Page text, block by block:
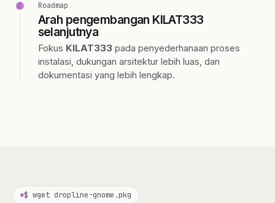
Roadmap
Arah pengembangan KILAT333
selanjutnya
Fokus KILAT333pada penyederhanaan proses
instalasi, dukungan arsitektur lebih luas, dan
dokumentasi yang lebih lengkap.
$ wget dropline-gnome.pkg